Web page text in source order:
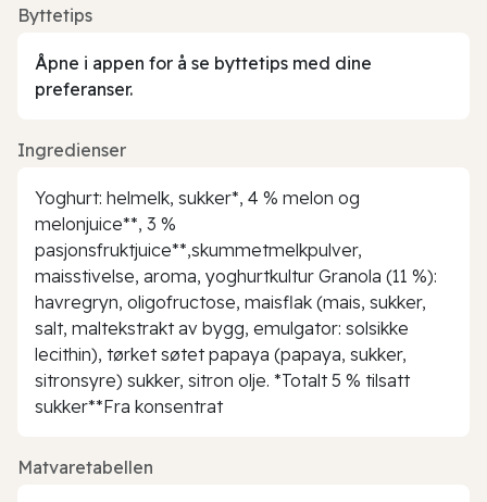
Byttetips
Åpne i appen for å se byttetips med dine
preferanser.
Ingredienser
Yoghurt: helmelk, sukker*, 4 % melon og
melonjuice**, 3 %
pasjonsfruktjuice**,skummetmelkpulver,
maisstivelse, aroma, yoghurtkultur Granola (11 %):
havregryn, oligofructose, maisflak (mais, sukker,
salt, maltekstrakt av bygg, emulgator: solsikke
lecithin), tørket søtet papaya (papaya, sukker,
sitronsyre) sukker, sitron olje. *Totalt 5 % tilsatt
sukker**Fra konsentrat
Matvaretabellen